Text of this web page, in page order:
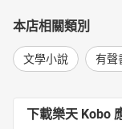
本店相關類別
文學小說 有聲
下載樂天 Kobo